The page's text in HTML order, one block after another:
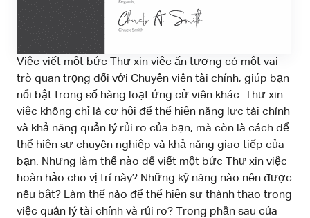
Việc viết một bức Thư xin việc ấn tượng có một vai
trò quan trọng đối với Chuyên viên tài chính, giúp bạn
nổi bật trong số hàng loạt ứng cử viên khác. Thư xin
việc không chỉ là cơ hội để thể hiện năng lực tài chính
và khả năng quản lý rủi ro của bạn, mà còn là cách để
thể hiện sự chuyên nghiệp và khả năng giao tiếp của
bạn. Nhưng làm thế nào để viết một bức Thư xin việc
hoàn hảo cho vị trí này? Những kỹ năng nào nên được
nêu bật? Làm thế nào để thể hiện sự thành thạo trong
việc quản lý tài chính và rủi ro? Trong phần sau của